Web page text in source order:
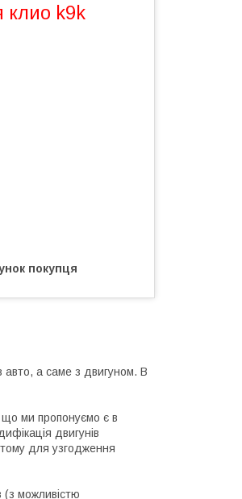
клио k9k
покупця
а саме з двигуном. В
що ми пропонуємо є в
двигунів
для узгодження
(з можливістю